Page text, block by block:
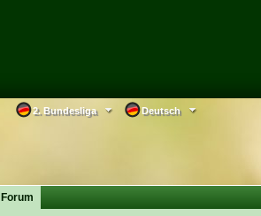
Deutsch
2. Bundesliga
Forum